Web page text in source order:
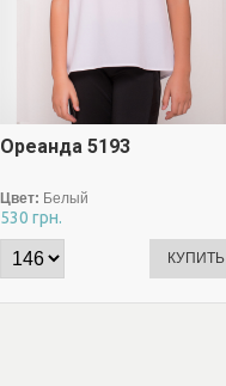
Ореанда 5193
Цвет: Белый
530 грн.
КУПИТЬ